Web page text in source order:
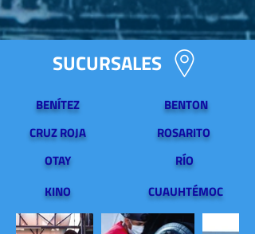
SUCURSALES
BENÍTEZ
BENTON
CRUZ ROJA
ROSARITO
OTAY
KINO
RÍO
CUAUHTÉMOC